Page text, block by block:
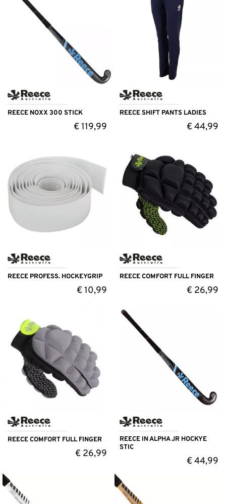
REECE NOXX 300 STICK
€119,99
REECE SHIFT PANTS LADIES
€44,99
REECE PROFESS. HOCKEYGRIP
€10,99
REECE COMFORT FULL FINGER
€ 26,99
REECE COMFORT FULL FINGER
€26,99
REECE IN ALPHA JR HOCKYE
STIC
€44,99